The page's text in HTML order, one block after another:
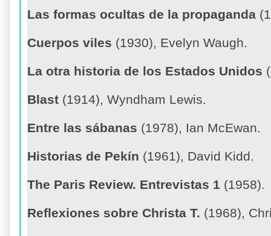
Las formas ocultas de la propaganda
Cuerpos viles (1930), Evelyn Waugh.
La otra historia de los Estados Unidos
Blast (1914), Wyndham Lewis.
Entre las sábanas (1978), Ian McEwan.
Historias de Pekín (1961), David Kidd.
The Paris Review. Entrevistas 1 (1958).
Reflexiones sobre Christa T. (1968),